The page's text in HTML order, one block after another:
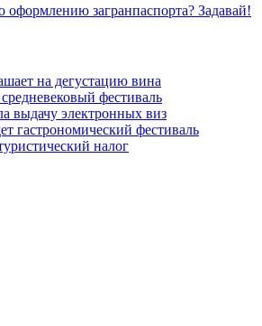
оформлению загранпаспорта? Задавай!
на дегустацию вина
фестиваль
выдачу электронных виз
гастрономический фестиваль
налог